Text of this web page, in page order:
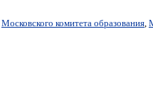
Московского комитета образования,